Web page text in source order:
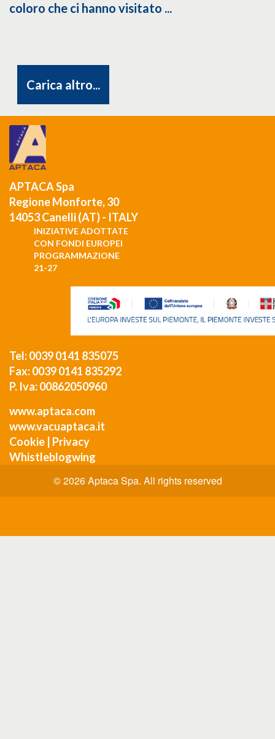
coloro che ci hanno visitato ...
Carica altro...
APTACA Spa
Regione Monforte, 30
14053 Canelli (AT) - ITALY
INIZIATIVE ADOTTATE
CON FONDI EUROPEI
PROGRAMMAZIONE
21-27
Tel: 0039 0141 835075
Fax: 0039 0141 835292
P. Iva: 00862050960
www.aptaca.com
www.vacuaptaca.it
Cookie Privacy
Whistleblogwing
© 2026 Aptaca Spa. All rights reserved